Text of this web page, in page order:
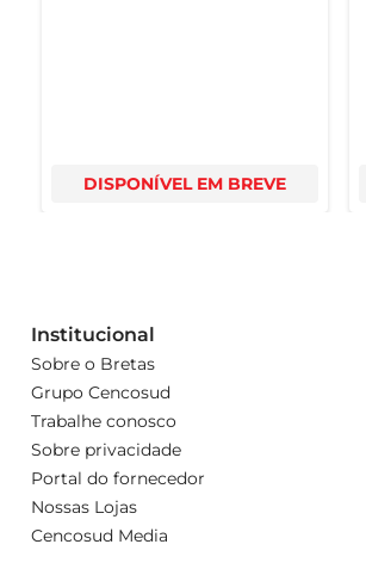
DISPONÍVEL EM BREVE
Institucional
Sobre o Bretas
Grupo Cencosud
Trabalhe conosco
Sobre privacidade
Portal do fornecedor
Nossas Lojas
Cencosud Media